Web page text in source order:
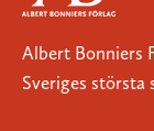
Albert Bonniers
Sveriges